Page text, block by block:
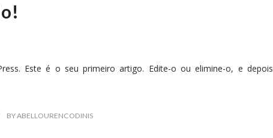
Este é o seu primeiro artigo. Edite-o ou elimine-o, e depois
BYABELLOURENCODINIS